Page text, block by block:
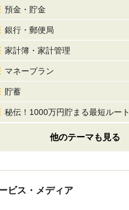
預金・貯金
銀行・郵便局
家計簿・家計管理
マネープラン
貯蓄
秘伝！1000万円貯まる最短ルート
他のテーマも見る
ビス・メディア